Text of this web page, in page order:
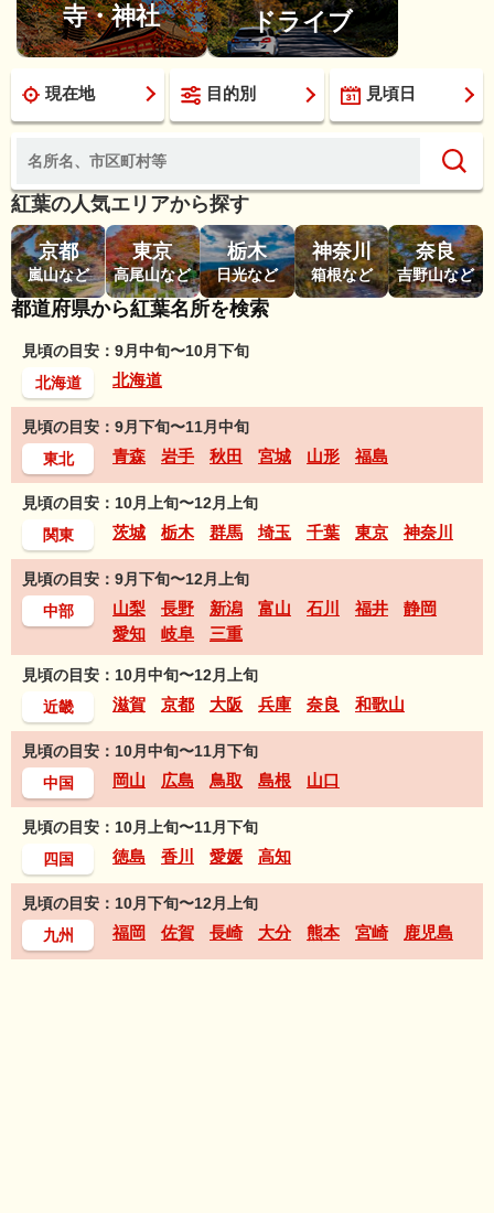
寺・神社 ドライブ
現在地 目的別 見頃日
紅葉の人気エリアから探す
京都
嵐山など
東京
高尾山など
栃木
日光など
神奈川
箱根など
奈良
吉野山など
都道府県から紅葉名所を検索
見頃の目安：9月中旬〜10月下旬
北海道
北海道
見頃の目安：9月下旬〜11月中旬
東北
青森 岩手 秋田 宮城 山形 福島
見頃の目安：10月上旬〜12月上旬
関東
茨城 栃木 群馬 埼玉 千葉 東京 神奈川
見頃の目安：9月下旬〜12月上旬
中部
山梨 長野 新潟 富山 石川 福井
静岡
愛知
岐阜 三重
見頃の目安：10月中旬〜12月上旬
近畿
滋賀 京都 大阪 兵庫 奈良 和歌山
見頃の目安：10月中旬〜11月下旬
中国
岡山 広島 鳥取 島根 山口
見頃の目安：10月上旬〜11月下旬
四国
徳島 香川 愛媛 高知
見頃の目安：10月下旬〜12月上旬
九州
福岡 佐賀 長崎 大分 熊本 宮崎 鹿児島